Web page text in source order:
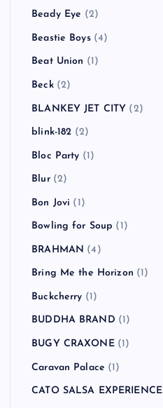
Beady Eye (2)
Beastie Boys(4)
Beat Union (1)
Beck(2)
BLANKEY JET CITY (2)
blink-182 (2)
Bloc Party (1)
Blur(2)
Bon Jovi (1)
Bowling for Soup (1)
BRAHMAN (4)
Bring Me the Horizon (1)
Buckcherry (1)
BUDDHA BRAND (1)
BUGY CRAXONE(1)
Caravan Palace (1)
CATO SALSA EXPERIENCE